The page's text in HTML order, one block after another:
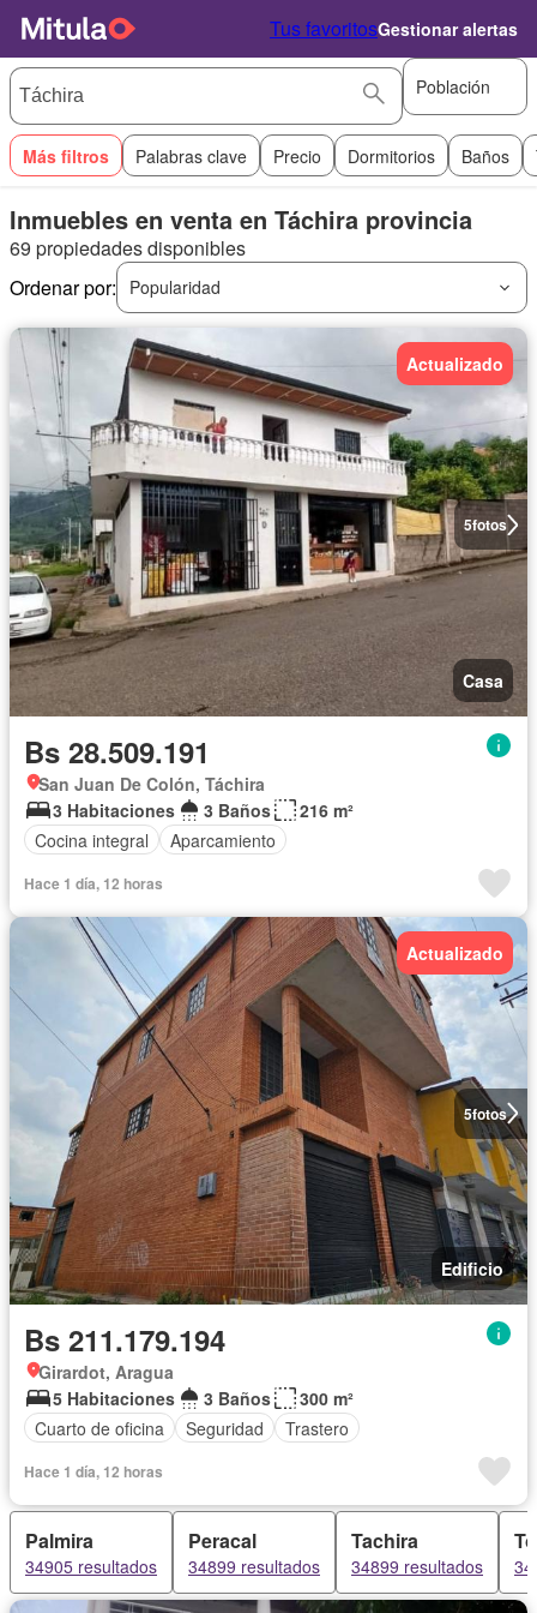
Tus favoritosGestionar alertas
Población
Más filtros Palabras clave Precio Dormitorios Baños
Inmuebles en venta en Táchira provincia
69 propiedades disponibles
Ordenar por:
Popularidad
5fotos
Actualizado
Casa
Bs 28.509.191
San Juan De Colón, Táchira
3 Habitaciones
3 Baños
216 m²
Cocina integral
Aparcamiento
Hace 1 día, 12 horas
5fotos
Actualizado
Edificio
Bs 211.179.194
Girardot, Aragua
5 Habitaciones
3 Baños
300 m²
Cuarto de oficina
Seguridad Trastero
Hace 1 día, 12 horas
Palmira
34905 resultados
Peracal
34899 resultados
Tachira
34899 resultados